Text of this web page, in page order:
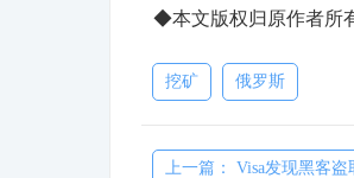
◆本文版权归原作者所
挖矿 俄罗斯
上一篇： Visa发现